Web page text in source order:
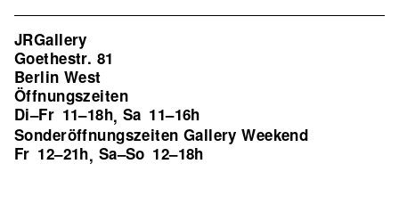
JRGallery
Goethestr. 81
Berlin West
Öffnungszeiten
Di–Fr 11–18h, Sa 11–16h
Sonderöffnungszeiten Gallery Weekend
Fr 12–21h, Sa–So 12–18h